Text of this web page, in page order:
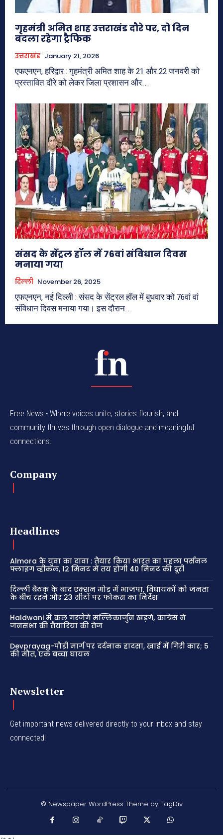
गृहमंत्री अमित शाह उत्तराखंड दौरे पर, दो दिन
बदला रहेगा ट्रैफिक
उत्तराखंड January 21, 2026
एफएनएन, हरिद्वार : गृहमंत्री अमित शाह के 21 और 22 जनवरी को
प्रस्तावित दौरे को लेकर जिला प्रशासन और...
संसद के सेंट्रल हॉल में 76वां संविधान दिवस
मनाया गया
दिल्ली November 26, 2025
एफएनएन, नई दिल्ली : संसद के सेंट्रल हॉल में बुधवार को 76वां वां
संविधान दिवस मनाया गया। इस दौरान...
Free News - Where voices unite, stories flourish, and
community thrives through open dialogue and meaningful
connections.
Company
Headlines
Almora के युवा का दावा : तैयार किया भारत का पहला पर्सनल
फ्लाइंग व्हीकल, 12 मिनट में तय होगी 40 मिनट की दूरी
दिल्ली बैठक के बाद एक्शन मोड में भाजपा, विधायकों को जनता
के बीच रहने और 23 सीटों पर फोकस का निर्देश
Haldwani में कल गरजेंगे मल्लिकार्जुन खड़गे, कांग्रेस ने
जनसभा की तैयारियां की तेज
Devprayag-पौड़ी मार्ग पर दर्दनाक हादसा, खाई में गिरी कार; 5
की मौत, एक बच्चा घायल
Newsletter
Get important news delivered directly to your inbox and stay
connected!
© Newspaper WordPress Theme by TagDiv